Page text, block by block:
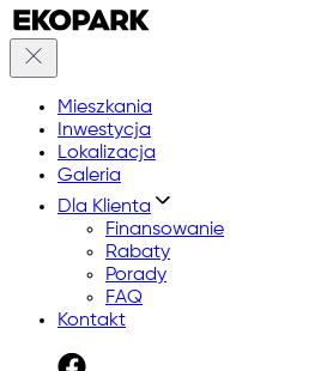
Mieszkania
Inwestycja
Lokalizacja
Galeria
Dla Klienta
Finansowanie
Rabaty
Porady
FAQ
Kontakt